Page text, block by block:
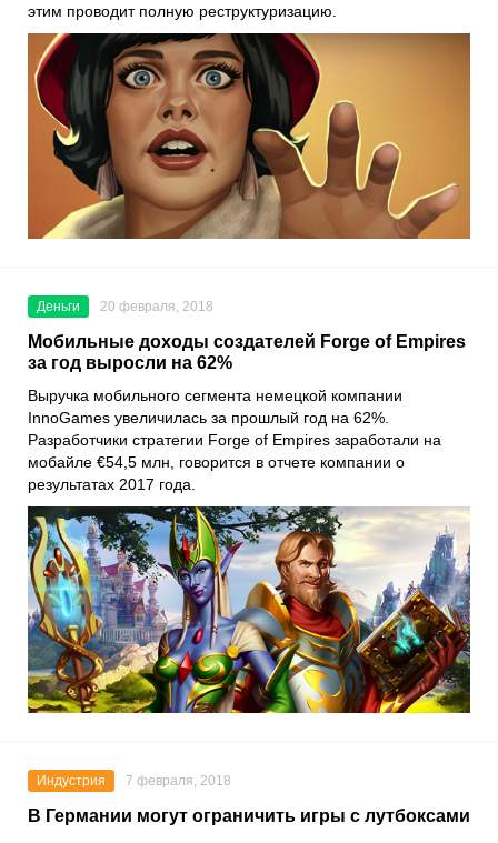
этим проводит полную реструктуризацию.
Деньги 20 февраля, 2018
Мобильные доходы создателей Forge of Empires
за год выросли на 62%
Выручка мобильного сегмента немецкой компании
InnoGames увеличилась за прошлый год на 62%.
Разработчики стратегии Forge of Empires заработали на
мобайле €54,5 млн, говорится в отчете компании о
результатах 2017 года.
Индустрия 7 февраля, 2018
В Германии могут ограничить игры с лутбоксами